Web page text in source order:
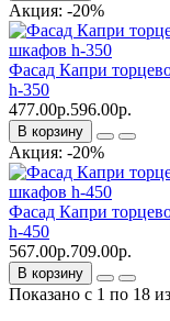
Акция: -20%
Фасад Капри
h-350
477.00р.596.00р.
В корзину
Акция: -20%
Фасад Капри
h-450
567.00р.709.00р.
В корзину
Показано с 1 по 18